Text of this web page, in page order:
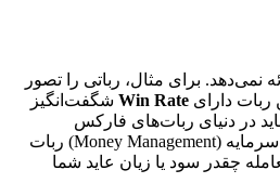
نمی‌دهد. برای مثال، رباتی را تصور
Win Rate شگفت‌انگیز
در دنیای ربات‌های فارکس
بالا به تنهایی تضمین‌کننده سودآوری (Profitability) نیست. این شاخص باید در بستر استراتژی معاملاتی (Trading Strategy) و نحوه مدیریت سرمایه (Money Management) ربات
چقدر سود یا زیان عاید شما